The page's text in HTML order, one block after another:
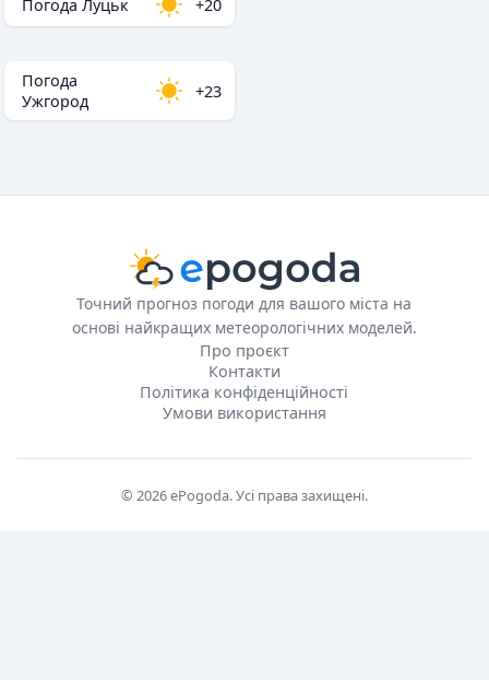
Погода Луцьк +20
Погода
Ужгород
+23
Точний прогноз погоди для вашого міста на
основі найкращих метеорологічних моделей.
Про проєкт
Контакти
Політика конфіденційності
Умови використання
© 2026 ePogoda. Усі права захищені.